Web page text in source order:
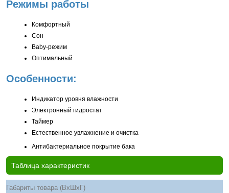
Режимы работы
Комфортный
Сон
Baby-режим
Оптимальный
Особенности:
Индикатор уровня влажности
Электронный гидростат
Таймер
Естественное увлажнение и очистка
Антибактериальное покрытие бака
Таблица характеристик
Габариты товара (ВхШхГ)